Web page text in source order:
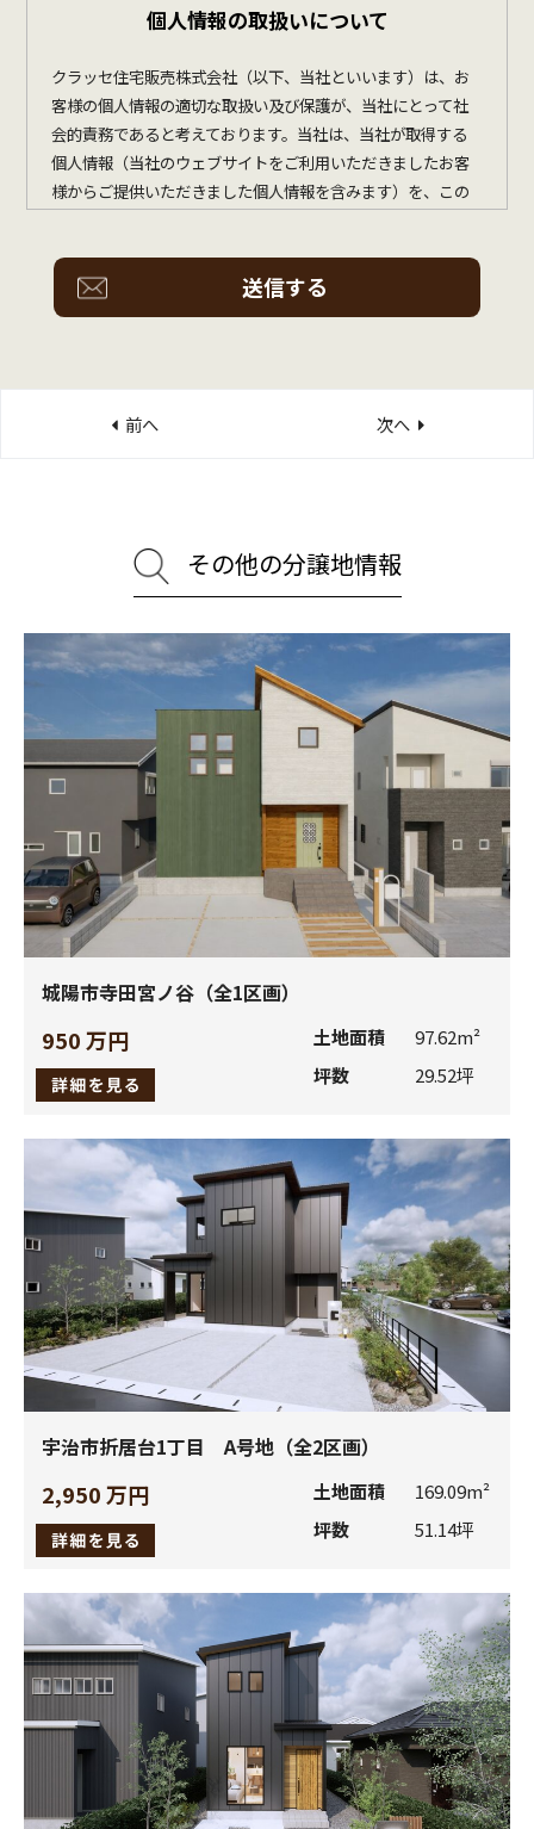
個人情報の取扱いについて
クラッセ住宅販売株式会社（以下、当社といいます）は、お
客様の個人情報の適切な取扱い及び保護が、当社にとって社
会的責務であると考えております。当社は、当社が取得する
個人情報（当社のウェブサイトをご利用いただきましたお客
様からご提供いただきました個人情報を含みます）を、この
１．個人情報の定義
るものをいいます。
と容易に照合することができ、この照合により特定の個人
を識別できることとなる情報。
２．個人情報の利用・第三者への提供
お客様の個人情報は、次の者が利用できるものとしま
す。
当社及び当社子会社
当社親会社及びその子会社
a、bの業務の委託先
(2)お客様の個人情報の利用目的は、次のとおりとします。
当社の取り扱う住宅用建材商品、ビル用建材商品、エク
ます。）に関連し、お客様にとって魅力的で、価値のあ
グをお届けするため。
商品や建築工法等に関して、最適なプランをご提案する
ため。
お客様に対してダイレクトメール、電子メール等による
情報（当社商品に関連するメールマガジンなど）をご提
供するため。
キャンペーン等で当選したプレゼントをお客様にお届け
するため。
お客さまの外壁建材選定時に、他のお客さまの施工物件
情報をお知らせするため。
お客さまのご承認の下に、当社のお取引先に紹介させて
商品やサービスについてお客さまの利用状況や満足度を
調査するため。
ご意見、ご要望にお応えするため。
当社商品のアフターサービス、メンテナンス等、その他
お客様と接触するため。
(3)お客様の個人情報を当社及び上記各社以外の者が利用す
る必要が生じた場合及び上記の利用目的以外に利用する必
要が生じた場合には、下記3．b、d、e、f、g、に該当する
場合を除き、事前にお客様に利用者及び利用目的を連絡
前へ 次へ
その他の分譲地情報
城陽市寺田宮ノ谷（全1区画）
950 万円 土地面積
97.62m²
坪数
29.52坪
宇治市折居台1丁目 A号地（全2区画）
2,950 万円 土地面積
169.09m²
坪数
51.14坪